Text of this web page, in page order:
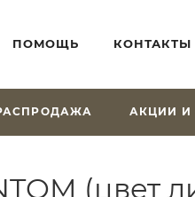
ПОМОЩЬ КОНТАКТЫ
АКЦИИ И
(цвет